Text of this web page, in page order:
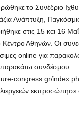
το Συνέδριο
Ανάπτυξη,
στις 15 και 16
Κέντρο Αθηνών. Οι
online για
συνδέσμου:
congress.gr/
εκπροσώπησε